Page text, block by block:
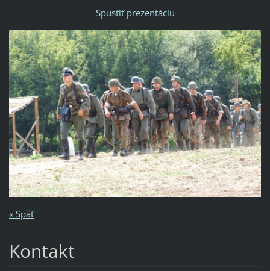
Spustiť prezentáciu
« Späť
Kontakt